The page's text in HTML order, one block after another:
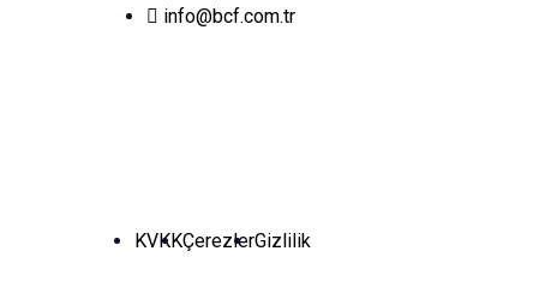
info@bcf.com.tr
KVKKÇerezlerGizlilik